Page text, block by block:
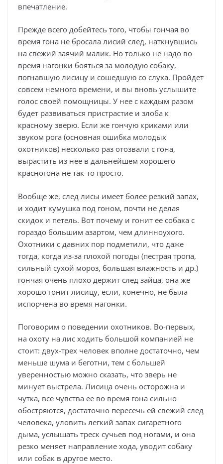
впечатление.
Прежде всего добейтесь того, чтобы гончая во
время гона не бросала лисий след, наткнувшись
на свежий заячий малик. Но только не надо во
время нагонки бояться за молодую собаку,
погнавшую лисицу и сошедшую со слуха. Пройдет
совсем немного времени, и вы вновь услышите
голос своей помощницы. У нее с каждым разом
будет развиваться пристрастие и злоба к
красному зверю. Если же гончую криками или
звуком рога (основная ошибка молодых
охотников) несколько раз отозвали с гона,
вырастить из нее в дальнейшем хорошего
красногона не так-то просто.
Вообще же, след лисы имеет более резкий запах,
и ходит кумушка под гоном, почти не делая
скидок и петель. Вот почему и гонит ее собака с
гораздо большим азартом, чем длинноухого.
Охотники с давних пор подметили, что даже
тогда, когда из-за плохой погоды (пестрая тропа,
сильный сухой мороз, большая влажность и др.)
гончая очень плохо держит след зайца, она же
хорошо гонит лисицу, если, конечно, не была
испорчена во время нагонки.
Поговорим о поведении охотников. Во-первых,
на охоту на лис ходить большой компанией не
стоит: двух-трех человек вполне достаточно, чем
меньше шума и беготни, тем с большей
уверенностью можно сказать, что зверь не
минует выстрела. Лисица очень осторожна и
чутка, все чувства ее во время гона сильно
обостряются, достаточно пересечь ей свежий след
человека, уловить легкий запах сигаретного
дыма, услышать треск сучьев под ногами, и она
резко меняет направление хода, уводит собаку
или собак в другое место.